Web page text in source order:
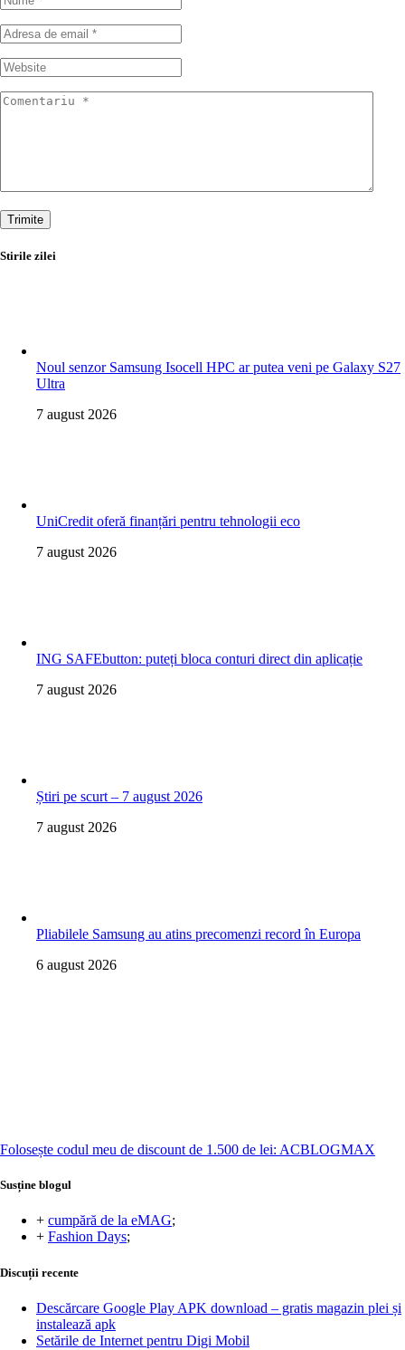
Trimite
Stirile zilei
Noul senzor Samsung Isocell HPC ar putea veni pe Galaxy S27
Ultra
7 august 2026
UniCredit oferă finanțări pentru tehnologii eco
7 august 2026
ING SAFEbutton: puteți bloca conturi direct din aplicație
7 august 2026
Știri pe scurt – 7 august 2026
7 august 2026
Pliabilele Samsung au atins precomenzi record în Europa
6 august 2026
Folosește codul meu de discount de 1.500 de lei: ACBLOGMAX
Susține blogul
+ cumpără de la eMAG;
+ Fashion Days;
Discuții recente
Descărcare Google Play APK download – gratis magazin plei și
instalează apk
Setările de Internet pentru Digi Mobil